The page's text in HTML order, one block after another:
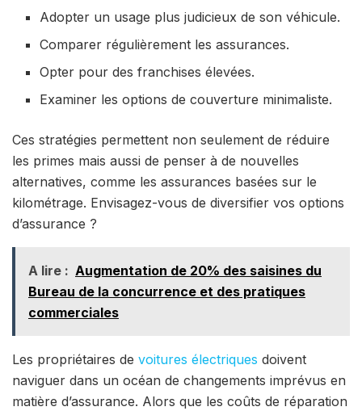
Adopter un usage plus judicieux de son véhicule.
Comparer régulièrement les assurances.
Opter pour des franchises élevées.
Examiner les options de couverture minimaliste.
Ces stratégies permettent non seulement de réduire
les primes mais aussi de penser à de nouvelles
alternatives, comme les assurances basées sur le
kilométrage. Envisagez-vous de diversifier vos options
d’assurance ?
A lire : Augmentation de 20% des saisines du
Bureau de la concurrence et des pratiques
commerciales
Les propriétaires de voitures électriques doivent
naviguer dans un océan de changements imprévus en
matière d’assurance. Alors que les coûts de réparation